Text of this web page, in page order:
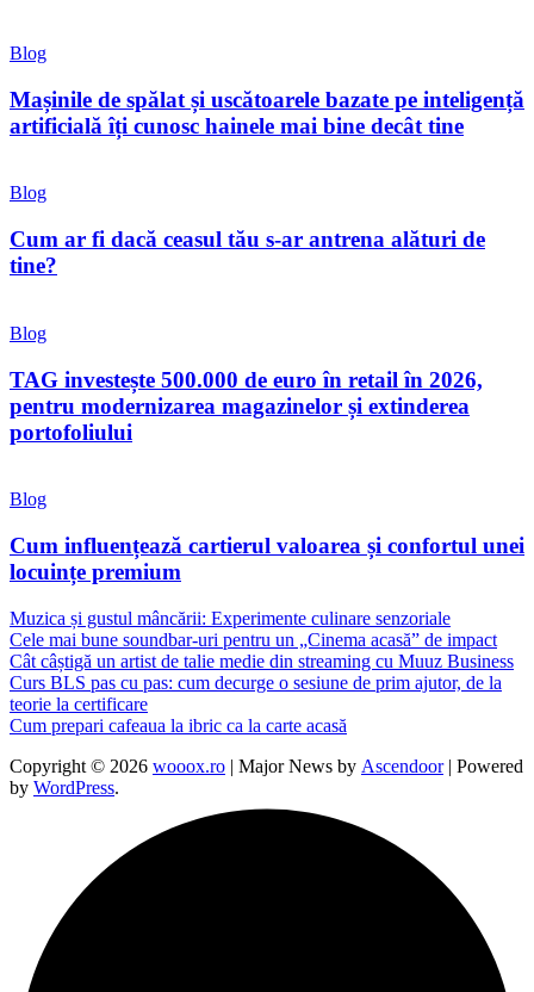
Blog
Mașinile de spălat și uscătoarele bazate pe inteligență
artificială îți cunosc hainele mai bine decât tine
Blog
Cum ar fi dacă ceasul tău s-ar antrena alături de
tine?
Blog
TAG investește 500.000 de euro în retail în 2026,
pentru modernizarea magazinelor și extinderea
portofoliului
Blog
Cum influențează cartierul valoarea și confortul unei
locuințe premium
Muzica și gustul mâncării: Experimente culinare senzoriale
Cele mai bune soundbar-uri pentru un „Cinema acasă” de impact
Cât câștigă un artist de talie medie din streaming cu Muuz Business
Curs BLS pas cu pas: cum decurge o sesiune de prim ajutor, de la
teorie la certificare
Cum prepari cafeaua la ibric ca la carte acasă
Copyright © 2026 wooox.ro | Major News by Ascendoor| Powered
by WordPress.